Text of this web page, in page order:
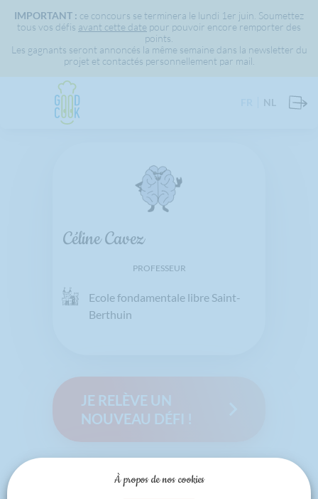
IMPORTANT : ce concours se terminera le lundi 1er juin. Soumettez
tous vos défis avant cette date pour pouvoir encore remporter des
points.
Les gagnants seront annoncés la même semaine dans la newsletter du
projet et contactés personnellement par mail.
NL
Céline Cavez
PROFESSEUR
Ecole fondamentale libre Saint-
Berthuin
JE RELÈVE UN
NOUVEAU DÉFI !
RÈGLEMENT DU JEU
À propos de nos cookies